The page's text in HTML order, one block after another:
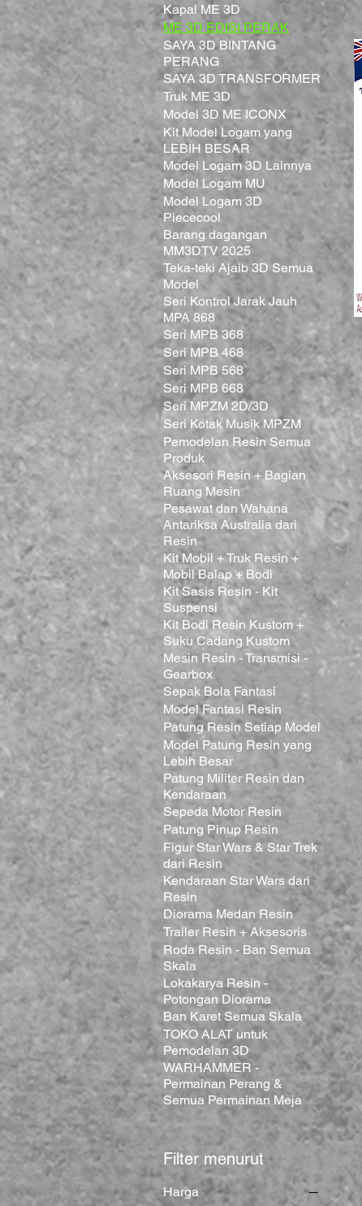
Kapal ME 3D
ME 3D EDISI PERAK
SAYA 3D BINTANG
PERANG
SAYA 3D TRANSFORMER
Truk ME 3D
Model 3D ME ICONX
Kit Model Logam yang
LEBIH BESAR
Model Logam 3D Lainnya
Model Logam MU
Model Logam 3D
Piececool
Barang dagangan
MM3DTV 2025
Teka-teki Ajaib 3D Semua
Model
Seri Kontrol Jarak Jauh
MPA 868
Seri MPB 368
Seri MPB 468
Seri MPB 568
Seri MPB 668
Seri MPZM 2D/3D
Seri Kotak Musik MPZM
Pemodelan Resin Semua
Produk
Aksesori Resin + Bagian
Ruang Mesin
Pesawat dan Wahana
Antariksa Australia dari
Resin
Kit Mobil + Truk Resin +
Mobil Balap + Bodi
Kit Sasis Resin - Kit
Suspensi
Kit Bodi Resin Kustom +
Suku Cadang Kustom
Mesin Resin - Transmisi -
Gearbox
Sepak Bola Fantasi
Model Fantasi Resin
Patung Resin Setiap Model
Model Patung Resin yang
Lebih Besar
Patung Militer Resin dan
Kendaraan
Sepeda Motor Resin
Patung Pinup Resin
Figur Star Wars & Star Trek
dari Resin
Kendaraan Star Wars dari
Resin
Diorama Medan Resin
Trailer Resin + Aksesoris
Roda Resin - Ban Semua
Skala
Lokakarya Resin -
Potongan Diorama
Ban Karet Semua Skala
TOKO ALAT untuk
Pemodelan 3D
WARHAMMER -
Permainan Perang &
Semua Permainan Meja
Filter menurut
Harga